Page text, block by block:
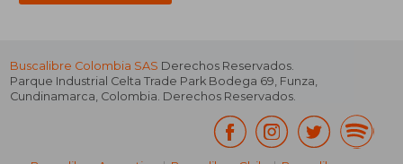
Buscalibre Colombia SAS Derechos Reservados.
Parque Industrial Celta Trade Park Bodega 69 Funza
Cundinamarca Colombia . Derechos Reservados.